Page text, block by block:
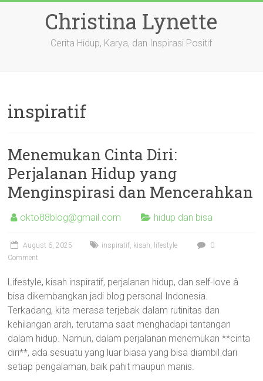
Christina Lynette
Cerita Hidup, Karya, dan Inspirasi Positif
inspiratif
Menemukan Cinta Diri:
Perjalanan Hidup yang
Menginspirasi dan Mencerahkan
okto88blog@gmail.com hidup dan bisa
August 6, 2025 inspiratif, kisah, lifestyle
0
Comment
Lifestyle, kisah inspiratif, perjalanan hidup, dan self-love â
bisa dikembangkan jadi blog personal Indonesia.
Terkadang, kita merasa terjebak dalam rutinitas dan
kehilangan arah, terutama saat menghadapi tantangan
dalam hidup. Namun, dalam perjalanan menemukan **cinta
diri**, ada sesuatu yang luar biasa yang bisa diambil dari
setiap pengalaman, baik pahit maupun manis.